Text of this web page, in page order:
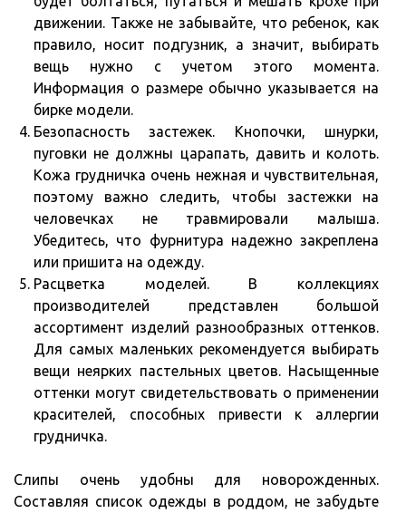
движении. Также не забывайте, что ребенок, как
правило, носит подгузник, а значит, выбирать
вещь нужно с учетом этого момента.
Информация о размере обычно указывается на
бирке модели.
Безопасность застежек. Кнопочки, шнурки,
пуговки не должны царапать, давить и колоть.
Кожа грудничка очень нежная и чувствительная,
поэтому важно следить, чтобы застежки на
человечках не травмировали малыша.
Убедитесь, что фурнитура надежно закреплена
или пришита на одежду.
Расцветка моделей. В коллекциях
производителей представлен большой
ассортимент изделий разнообразных оттенков.
Для самых маленьких рекомендуется выбирать
вещи неярких пастельных цветов. Насыщенные
оттенки могут свидетельствовать о применении
красителей, способных привести к аллергии
грудничка.
Слипы очень удобны для новорожденных.
Составляя список одежды в роддом, не забудьте